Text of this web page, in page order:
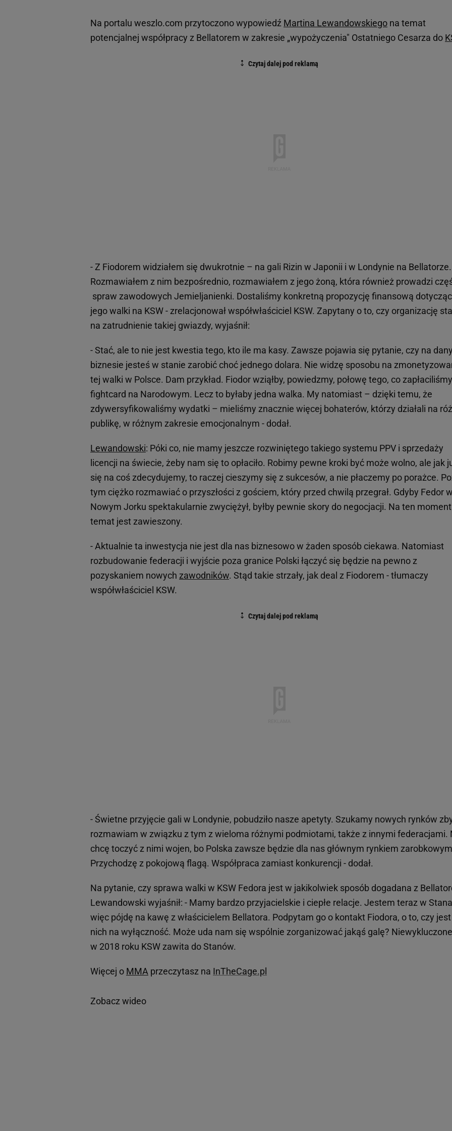
Na portalu weszlo.com przytoczono wypowiedź Martina Lewandowskiego na temat
potencjalnej współpracy z Bellatorem w zakresie „wypożyczenia" Ostatniego Cesarza do
- Z Fiodorem widziałem się dwukrotnie – na gali Rizin w Japonii i w Londynie na Bellatorze.
Rozmawiałem z nim bezpośrednio, rozmawiałem z jego żoną, która również prowadzi
spraw zawodowych Jemieljanienki. Dostaliśmy konkretną propozycję finansową
jego walki na KSW - zrelacjonował współwłaściciel KSW. Zapytany o to, czy organizację
na zatrudnienie takiej gwiazdy, wyjaśnił:
- Stać, ale to nie jest kwestia tego, kto ile ma kasy. Zawsze pojawia się pytanie, czy na
biznesie jesteś w stanie zarobić choć jednego dolara. Nie widzę sposobu na
tej walki w Polsce. Dam przykład. Fiodor wziąłby, powiedzmy, połowę tego, co
fightcard na Narodowym. Lecz to byłaby jedna walka. My natomiast – dzięki temu, że
zdywersyfikowaliśmy wydatki – mieliśmy znacznie więcej bohaterów, którzy działali na
publikę, w różnym zakresie emocjonalnym - dodał.
Lewandowski: Póki co, nie mamy jeszcze rozwiniętego takiego systemu PPV i sprzedaży
licencji na świecie, żeby nam się to opłaciło. Robimy pewne kroki być może wolno, ale jak
się na coś zdecydujemy, to raczej cieszymy się z sukcesów, a nie płaczemy po porażce.
tym ciężko rozmawiać o przyszłości z gościem, który przed chwilą przegrał. Gdyby Fedor w
Nowym Jorku spektakularnie zwyciężył, byłby pewnie skory do negocjacji. Na ten moment
temat jest zawieszony.
- Aktualnie ta inwestycja nie jest dla nas biznesowo w żaden sposób ciekawa. Natomiast
rozbudowanie federacji i wyjście poza granice Polski łączyć się będzie na pewno z
pozyskaniem nowych zawodników. Stąd takie strzały, jak deal z Fiodorem - tłumaczy
współwłaściciel KSW.
- Świetne przyjęcie gali w Londynie, pobudziło nasze apetyty. Szukamy nowych rynków
rozmawiam w związku z tym z wieloma różnymi podmiotami, także z innymi federacjami.
chcę toczyć z nimi wojen, bo Polska zawsze będzie dla nas głównym rynkiem
Przychodzę z pokojową flagą. Współpraca zamiast konkurencji - dodał.
Na pytanie, czy sprawa walki w KSW Fedora jest w jakikolwiek sposób dogadana z
Lewandowski wyjaśnił: - Mamy bardzo przyjacielskie i ciepłe relacje. Jestem teraz w
więc pójdę na kawę z właścicielem Bellatora. Podpytam go o kontakt Fiodora, o to, czy jest
nich na wyłączność. Może uda nam się wspólnie zorganizować jakąś galę?
w 2018 roku KSW zawita do Stanów.
Więcej o MMA przeczytasz na InTheCage.pl
Zobacz wideo